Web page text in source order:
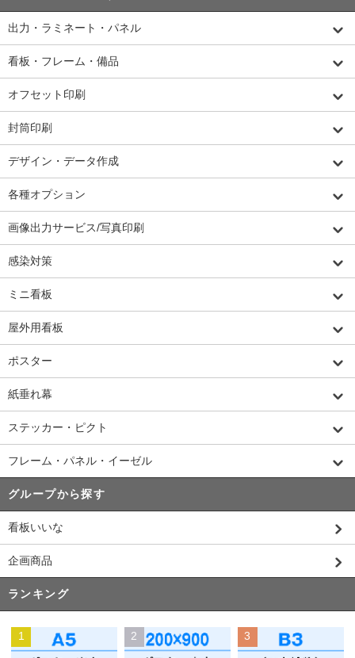
出力・ラミネート・パネル
看板・フレーム・備品
オフセット印刷
封筒印刷
デザイン・データ作成
各種オプション
画像出力サービス/写真印刷
感染対策
ミニ看板
屋外用看板
ポスター
紙垂れ幕
ステッカー・ピクト
フレーム・パネル・イーゼル
グループから探す
看板いいな
企画商品
ランキング
1 2 3